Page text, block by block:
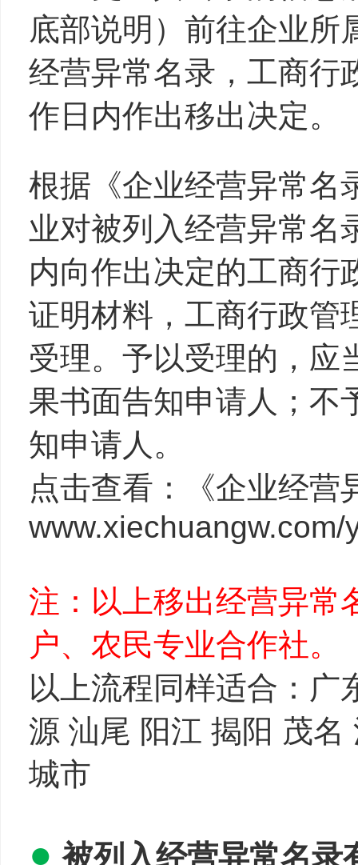
底部说明）前往企业所
经营异常名录，工商行
作日内作出移出决定。
根据《企业经营异常名
业对被列入经营异常名
内向作出决定的工商行
证明材料，工商行政管
受理。予以受理的，应
果书面告知申请人；不
知申请人。
点击查看：《企业经营
www.xiechuangw.com/
注：以上移出经营异常
户、农民专业合作社。
以上流程同样适合：广
源 汕尾 阳江 揭阳 茂
城市
●被列入经营异常名录